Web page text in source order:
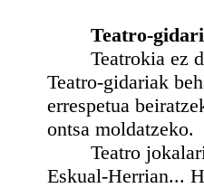
Teatro-gidari
Teatrokia ez da
Teatro-gidariak
errespetua
ontsa moldatzeko.
Teatro
Eskual-Herrian...